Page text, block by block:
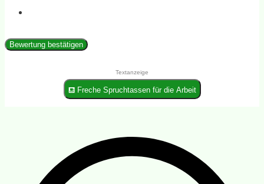
Bewertung bestätigen
Textanzeige
⛾ Freche Spruchtassen für die Arbeit